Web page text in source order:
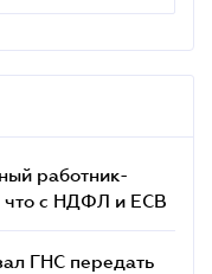
работник-
что с НДФЛ и ЕСВ
ГНС передать